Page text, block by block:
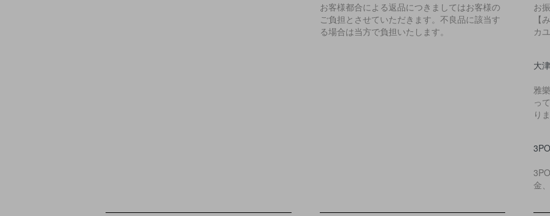
お客様都合による返品につきましてはお客様の
ご負担とさせていただきます。不良品に該当す
る場合は当方で負担いたします。
お
カ
大
雅
っ
り
金